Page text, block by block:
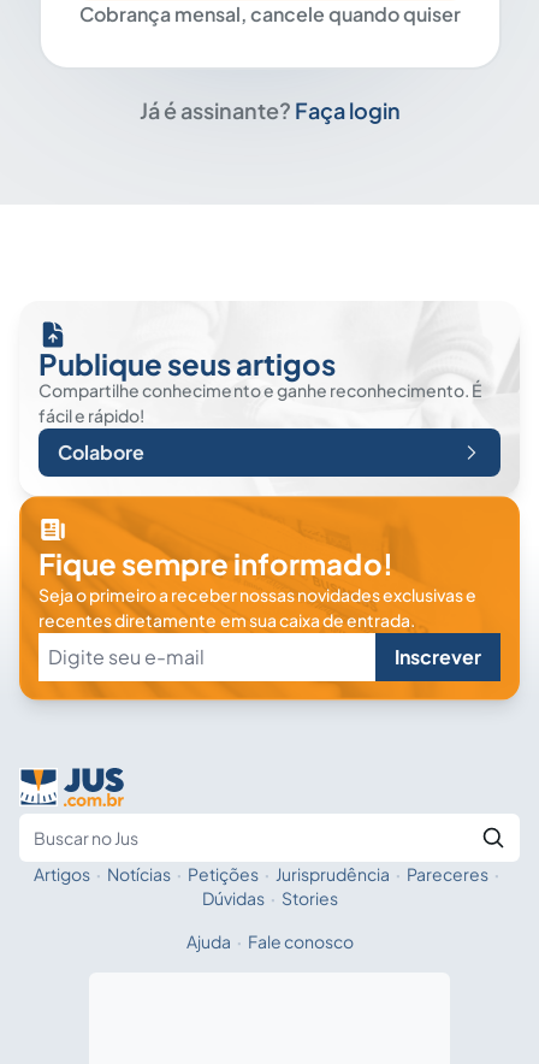
Cobrança mensal, cancele quando quiser
Já é assinante? Faça login
Publique seus artigos
Compartilhe conhecimento e ganhe reconhecimento. É
fácil e rápido!
Colabore
Fique sempre informado!
Seja o primeiro a receber nossas novidades exclusivas e
recentes diretamente em sua caixa de entrada.
Inscrever
Fale com a IA
Artigos · Notícias · Petições · Jurisprudência · Pareceres ·
Dúvidas · Stories
Ajuda · Fale conosco